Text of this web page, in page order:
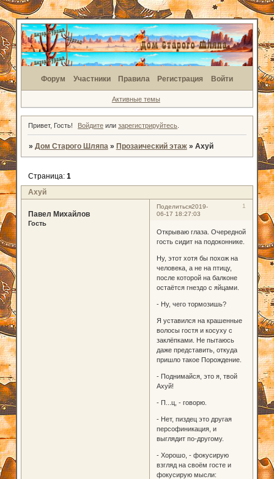
Форум Участники Правила Регистрация Войти
Активные темы
Привет, Гость! Войдите илизарегистрируйтесь
» Дом Старого Шляпа » Прозаический этаж » Ахуй
Ахуй
Страница: 1
Поделиться 1
2019-
06-17 18:27:03
Павел Михайлов
Гость
Открываю глаза. Очередной
гость сидит на подоконнике.
Ну, этот хотя бы похож на
человека, а не на птицу,
после которой на балконе
остаётся гнездо с яйцами.
- Ну, чего тормозишь?
Я уставился на крашенные
волосы гостя и косуху с
заклёпками. Не пытаюсь
даже представить, откуда
пришло такое Порождение.
- Поднимайся, это я, твой
Ахуй!
- П...ц, - говорю.
- Нет, пиздец это другая
персофиникация, и
выглядит по-другому.
- Хорошо, - фокусирую
взгляд на своём госте и
фокусирую мысли: